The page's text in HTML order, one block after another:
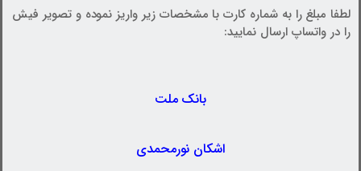
لطفا مبلغ را به شماره کارت با مشخصات زیر واریز نموده و تصویر فیش
را در واتساپ ارسال نمایید:
بانک ملت
اشکان نورمحمدی